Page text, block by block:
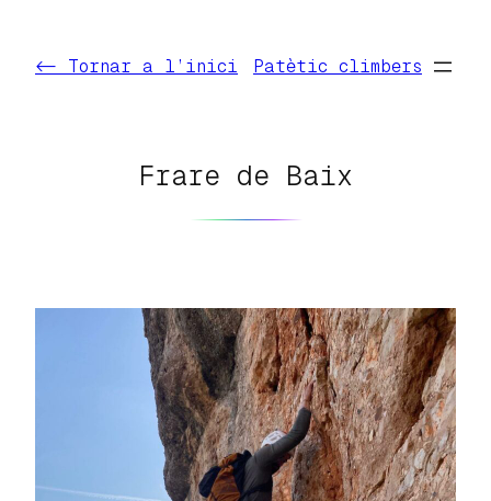
contingut
<- Tornar a l’inici Patètic climbers
Frare de Baix